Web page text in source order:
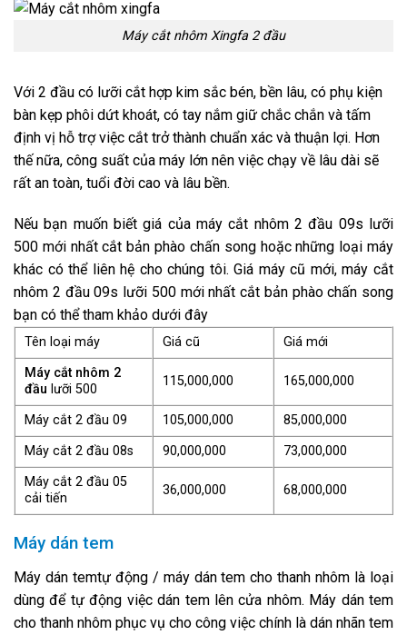
Máy cắt nhôm Xingfa 2 đầu
Với 2 đầu có lưỡi cắt hợp kim sắc bén, bền lâu, có phụ kiện
bàn kẹp phôi dứt khoát, có tay nắm giữ chắc chắn và tấm
định vị hỗ trợ việc cắt trở thành chuẩn xác và thuận lợi. Hơn
thế nữa, công suất của máy lớn nên việc chạy về lâu dài sẽ
rất an toàn, tuổi đời cao và lâu bền.
Nếu bạn muốn biết giá của máy cắt nhôm 2 đầu 09s lưỡi
500 mới nhất cắt bản phào chấn song hoặc những loại máy
khác có thể liên hệ cho chúng tôi. Giá máy cũ mới, máy cắt
nhôm 2 đầu 09s lưỡi 500 mới nhất cắt bản phào chấn song
bạn có thể tham khảo dưới đây
Tên loại máy Giá cũ
Giá mới
Máy cắt nhôm 2
đầu lưỡi 500
115,000,000 165,000,000
Máy cắt 2 đầu 09 105,000,000
85,000,000
Máy cắt 2 đầu 08s
90,000,000
73,000,000
Máy cắt 2 đầu 05
cải tiến
36,000,000 68,000,000
Máy dán tem
Máy dán temtự động / máy dán tem cho thanh nhôm là loại
dùng để tự động việc dán tem lên cửa nhôm. Máy dán tem
cho thanh nhôm phục vụ cho công việc chính là dán nhãn tem